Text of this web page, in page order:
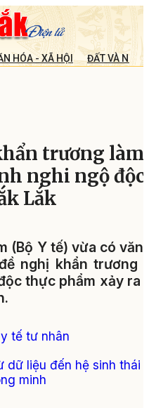
HÓA - XÃ HỘI ĐẤT VÀ
trương
nghi ngộ độc
Lắk
(Bộ Y tế) vừa có văn
nghị khẩn trương
thực phẩm xảy ra
tế tư nhân
dữ liệu đến hệ sinh thái
minh